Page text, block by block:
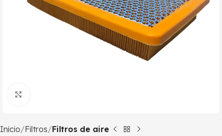
Inicio Filtros Filtros de aire